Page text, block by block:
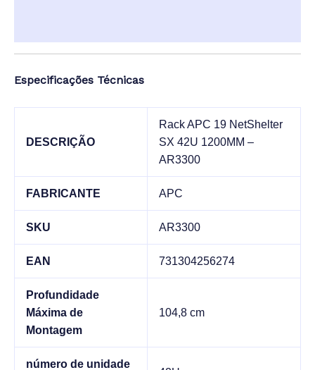
Especificações Técnicas
DESCRIÇÃO
Rack APC 19 NetShelter
SX 42U 1200MM –
AR3300
FABRICANTE APC
SKU AR3300
EAN 731304256274
Profundidade
Máxima de
Montagem
104,8 cm
número de unidade